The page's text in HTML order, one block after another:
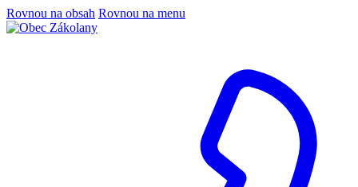
Rovnou na obsah Rovnou na menu